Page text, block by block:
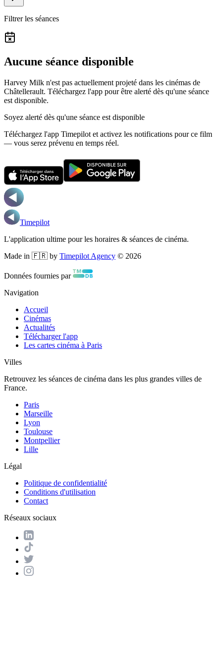
Filtrer les séances
Aucune séance disponible
Harvey Milk n'est pas actuellement projeté dans les cinémas de
Châtellerault. Téléchargez l'app pour être alerté dès qu'une séance
est disponible.
Soyez alerté dès qu'une séance est disponible
Téléchargez l'app Timepilot et activez les notifications pour ce film
— vous serez prévenu en temps réel.
Timepilot
L'application ultime pour les horaires & séances de cinéma.
Made in 🇫🇷 by Timepilot Agency © 2026
Données fournies par
Navigation
Accueil
Cinémas
Actualités
Télécharger l'app
Les cartes cinéma à Paris
Villes
Retrouvez les séances de cinéma dans les plus grandes villes de
France.
Paris
Marseille
Lyon
Toulouse
Montpellier
Lille
Légal
Politique de confidentialité
Conditions d'utilisation
Contact
Réseaux sociaux